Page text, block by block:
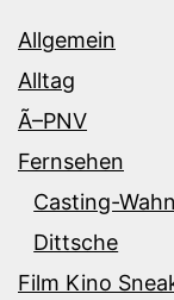
Allgemein
Alltag
Ã–PNV
Fernsehen
Casting-
Dittsche
Film Kino